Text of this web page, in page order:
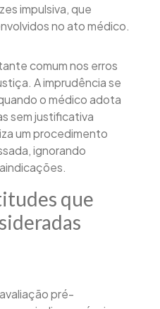
impulsiva, que
no ato médico.
comum nos erros
A imprudência se
o médico adota
sem justificativa
um procedimento
ignorando
que
pré-